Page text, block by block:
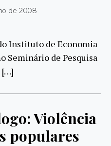
de 2008
Instituto de Economia
Seminário de Pesquisa
[…]
Violência
populares